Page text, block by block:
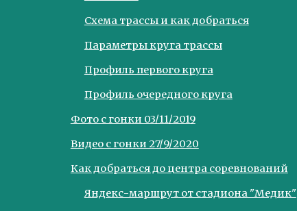
Схема трассы и как добраться
Параметры круга трассы
Профиль первого круга
Профиль очередного круга
Фото с гонки 03/11/2019
Видео с гонки 27/9/2020
Как добраться до центра соревнований
Яндекс-маршрут от стадиона "Медик"